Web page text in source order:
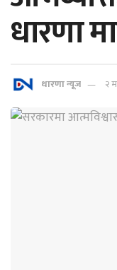
धारणा
धारणा न्यूज २